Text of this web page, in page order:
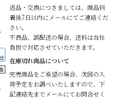
返品・交換につきましては、商品到
着後7日以内にメールにてご連絡くだ
さい。
不良品、誤配送の場合、送料は当社
負担で対応させていただきます。
在庫切れ商品について
完売商品をご希望の場合、次回の入
荷予定をお調べいたしますので、下
記連絡先までメールにてお問合せく